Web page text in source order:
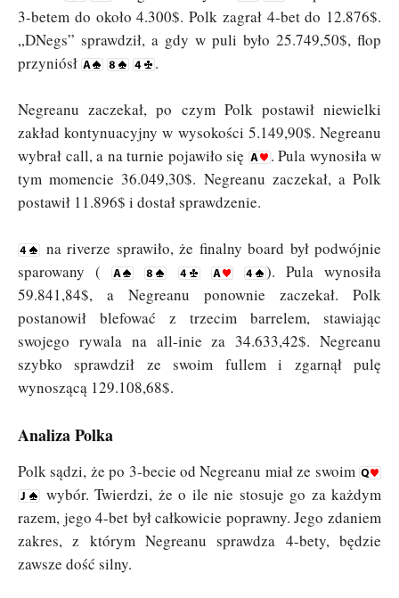
3-betem do około 4.300$. Polk zagrał 4-bet do 12.876$.
„DNegs” sprawdził, a gdy w puli było 25.749,50$, flop
przyniósł
.
Negreanu zaczekał, po czym Polk postawił niewielki
zakład kontynuacyjny w wysokości 5.149,90$. Negreanu
wybrał call, a na turnie pojawiło się
. Pula wynosiła w
tym momencie 36.049,30$. Negreanu zaczekał, a Polk
postawił 11.896$ i dostał sprawdzenie.
na riverze sprawiło, że finalny board był podwójnie
sparowany (
). Pula wynosiła
59.841,84$, a Negreanu ponownie zaczekał. Polk
postanowił blefować z trzecim barrelem, stawiając
swojego rywala na all-inie za 34.633,42$. Negreanu
szybko sprawdził ze swoim fullem i zgarnął pulę
wynoszącą 129.108,68$.
Analiza Polka
Polk sądzi, że po 3-becie od Negreanu miał ze swoim
wybór. Twierdzi, że o ile nie stosuje go za każdym
razem, jego 4-bet był całkowicie poprawny. Jego zdaniem
zakres, z którym Negreanu sprawdza 4-bety, będzie
zawsze dość silny.